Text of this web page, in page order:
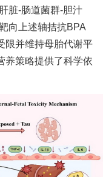
脏-肠道菌群-胆汁
向上述轴拮抗BPA
限并维持母胎代谢平
养策略提供了科学依